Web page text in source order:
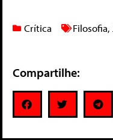
Crítica Filosofia,
Compartilhe: